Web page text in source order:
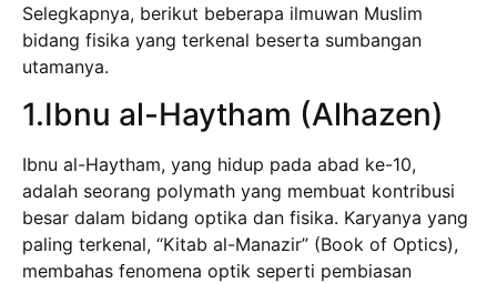
Selegkapnya, berikut beberapa ilmuwan Muslim
bidang fisika yang terkenal beserta sumbangan
utamanya.
1.Ibnu al-Haytham (Alhazen)
Ibnu al-Haytham, yang hidup pada abad ke-10,
adalah seorang polymath yang membuat kontribusi
besar dalam bidang optika dan fisika. Karyanya yang
paling terkenal, “Kitab al-Manazir” (Book of Optics),
membahas fenomena optik seperti pembiasan